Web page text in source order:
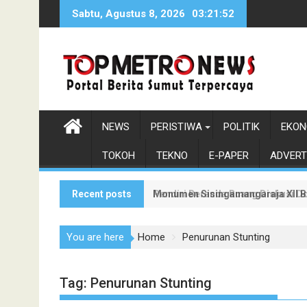
Sabtu, Agustus 8, 2026 03:21:54
NEWS PERISTIWA POLITIK
TOKOH TEKNO E-PAPER
Recent posts Monumen Sisingamangaraja XII
Pendiri Beranda Ruang Diskusi
You are here Home Penurunan Stunting
Tag: Penurunan Stunting